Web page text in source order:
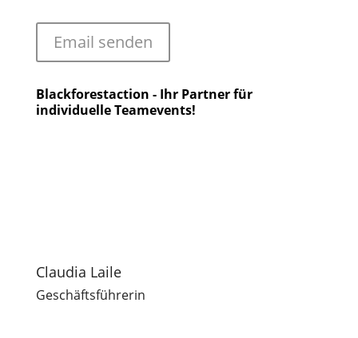
Email senden
Blackforestaction - Ihr Partner für
individuelle Teamevents!
Claudia Laile
Geschäftsführerin